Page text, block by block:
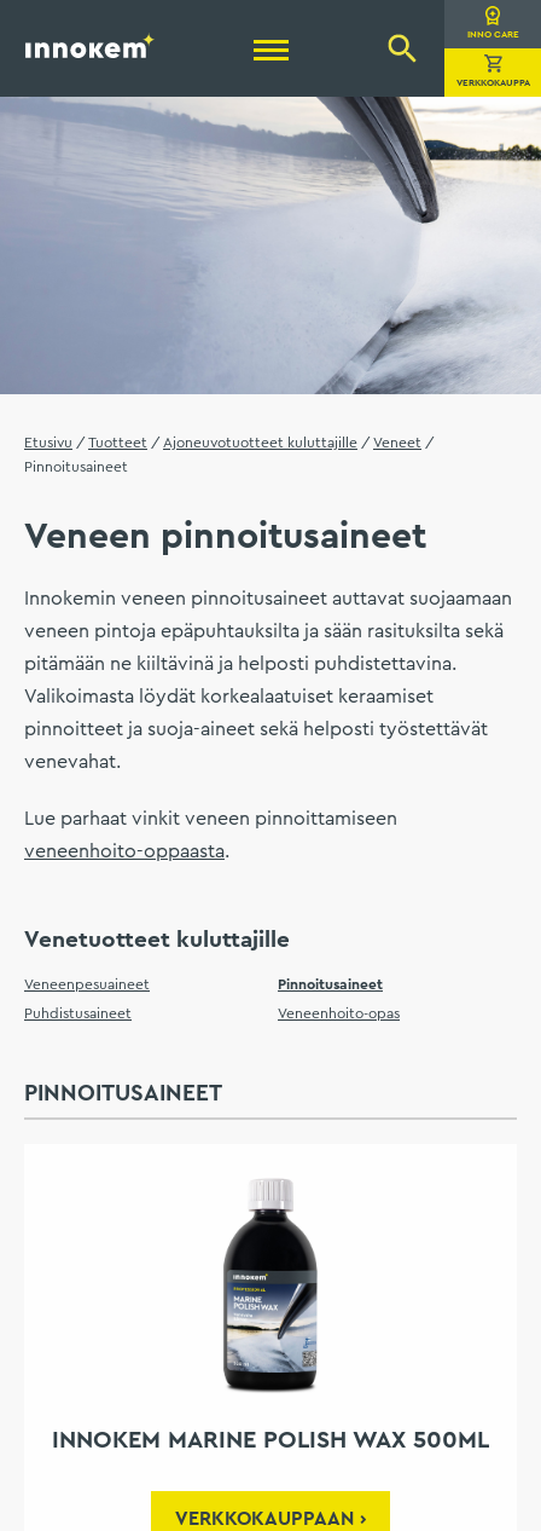
Innokem Oy INNO CARE
VERKKOKAUPPA
Etusivu / Tuotteet / Ajoneuvotuotteet kuluttajille / Veneet /
Pinnoitusaineet
Veneen pinnoitusaineet
Innokemin veneen pinnoitusaineet auttavat suojaamaan
veneen pintoja epäpuhtauksilta ja sään rasituksilta sekä
pitämään ne kiiltävinä ja helposti puhdistettavina.
Valikoimasta löydät korkealaatuiset keraamiset
pinnoitteet ja suoja-aineet sekä helposti työstettävät
venevahat.
Lue parhaat vinkit veneen pinnoittamiseen
veneenhoito-oppaasta.
Venetuotteet kuluttajille
Veneenpesuaineet
Puhdistusaineet
Pinnoitusaineet
Veneenhoito-opas
PINNOITUSAINEET
INNOKEM MARINE POLISH WAX 500ML
VERKKOKAUPPAAN